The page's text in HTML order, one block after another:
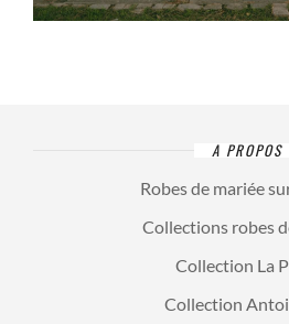
A PROPOS
Robes de mariée
Collections robes
Collection La
Collection